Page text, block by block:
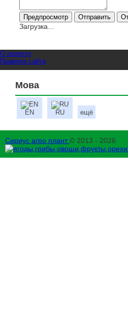
Загрузка...
О проекте
Правила сайта
Мова
EN RU ещё
Сириус агро плант© 2013 - 2026